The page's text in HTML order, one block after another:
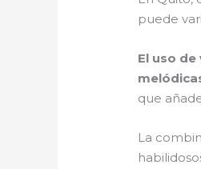
puede
El uso
que
La